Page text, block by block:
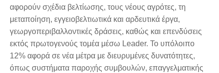
αφορούν σχέδια βελτίωσης, τους νέους αγρότες, τη
μεταποίηση, εγγειοβελτιωτικά και αρδευτικά έργα,
γεωργοπεριβαλλοντικές δράσεις, καθώς και επενδύσεις
εκτός πρωτογενούς τομέα μέσω Leader. Το υπόλοιπο
12% αφορά σε νέα μέτρα με διευρυμένες δυνατότητες,
όπως συστήματα παροχής συμβουλών, επαγγελματικής